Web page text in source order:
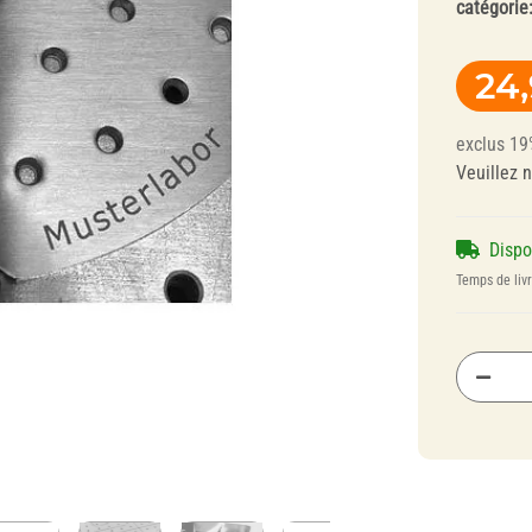
Technique des
Gouttiéres
exclus
Veuillez
Temps de